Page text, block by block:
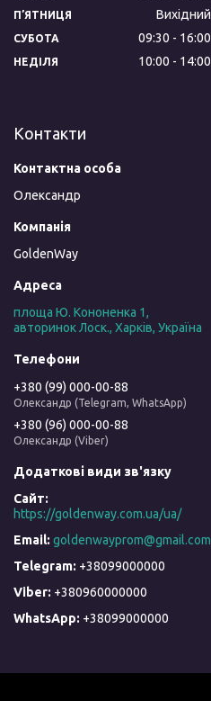
ПʼЯТНИЦЯ Вихідний
СУБОТА 09:30 16:00
НЕДІЛЯ 10:00 14:00
Контакти
Олександр
GoldenWay
площа Ю. Кононенка 1,
авторинок Лоск., Харків, Україна
+380 (99) 000-00-88
Олександр (Telegram, WhatsApp)
+380 (96) 000-00-88
Олександр (Viber)
https://goldenway.com.ua/ua/
goldenwayprom@gmail.com
+38099000000
+380960000000
+38099000000